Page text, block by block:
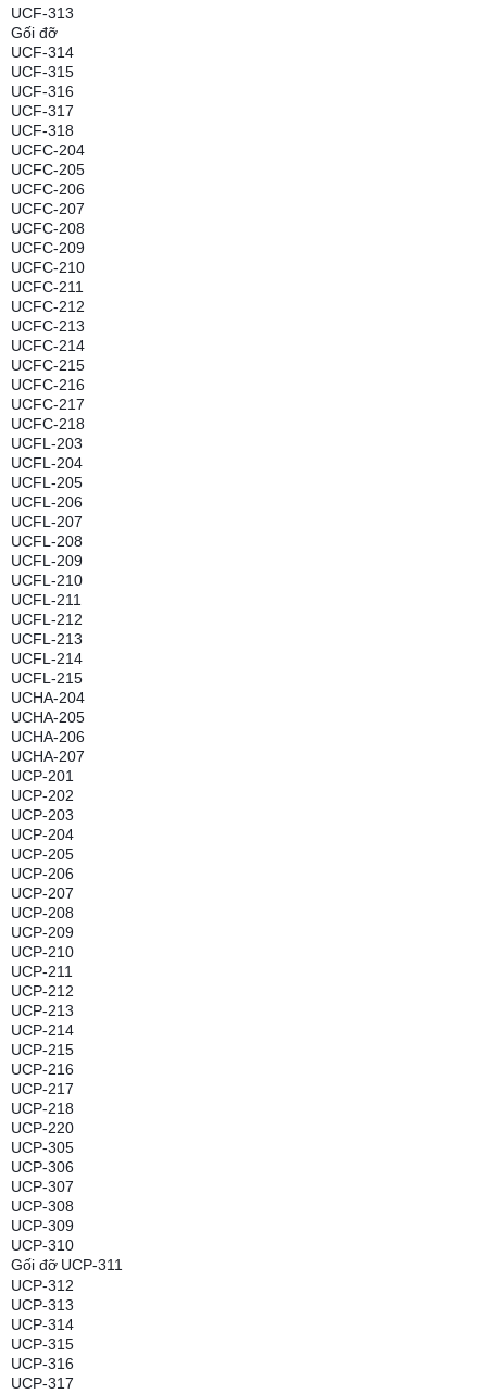
UCF-313
Gối đỡ
UCF-314
UCF-315
UCF-316
UCF-317
UCF-318
UCFC-204
UCFC-205
UCFC-206
UCFC-207
UCFC-208
UCFC-209
UCFC-210
UCFC-211
UCFC-212
UCFC-213
UCFC-214
UCFC-215
UCFC-216
UCFC-217
UCFC-218
UCFL-203
UCFL-204
UCFL-205
UCFL-206
UCFL-207
UCFL-208
UCFL-209
UCFL-210
UCFL-211
UCFL-212
UCFL-213
UCFL-214
UCFL-215
UCHA-204
UCHA-205
UCHA-206
UCHA-207
UCP-201
UCP-202
UCP-203
UCP-204
UCP-205
UCP-206
UCP-207
UCP-208
UCP-209
UCP-210
UCP-211
UCP-212
UCP-213
UCP-214
UCP-215
UCP-216
UCP-217
UCP-218
UCP-220
UCP-305
UCP-306
UCP-307
UCP-308
UCP-309
UCP-310
Gối đỡ UCP-311
UCP-312
UCP-313
UCP-314
UCP-315
UCP-316
UCP-317